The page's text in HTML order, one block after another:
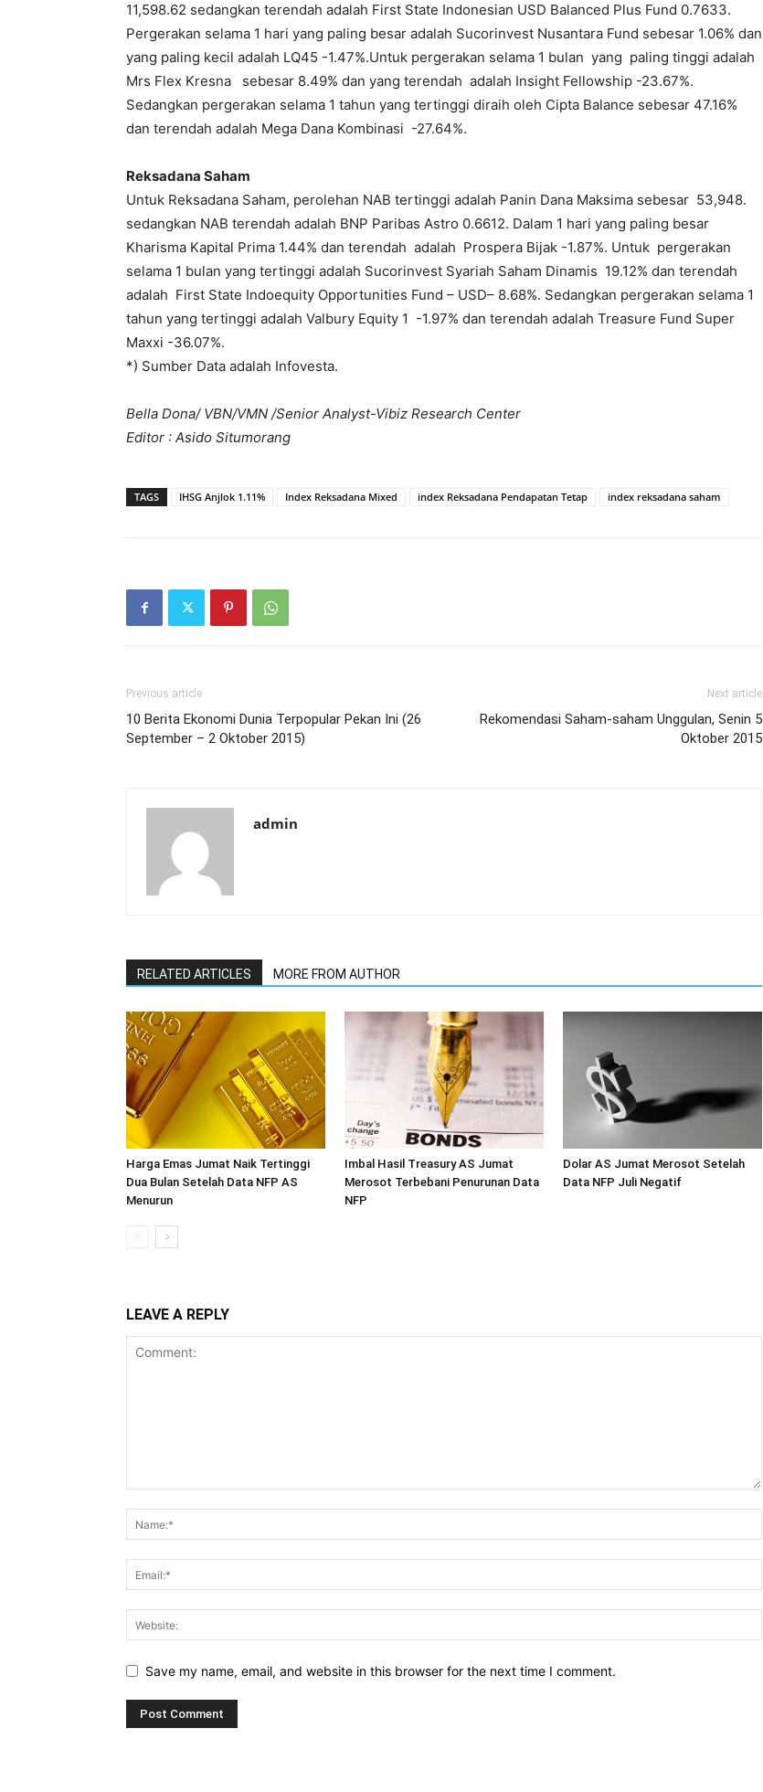
11,598.62 sedangkan terendah adalah First State Indonesian USD Balanced Plus Fund 0.7633.
Pergerakan selama 1 hari yang paling besar adalah Sucorinvest Nusantara Fund sebesar 1.06% dan
yang paling kecil adalah LQ45 -1.47%.Untuk pergerakan selama 1 bulan yang paling tinggi adalah
Mrs Flex Kresna sebesar 8.49% dan yang terendah adalah Insight Fellowship -23.67%.
Sedangkan pergerakan selama 1 tahun yang tertinggi diraih oleh Cipta Balance sebesar 47.16%
dan terendah adalah Mega Dana Kombinasi -27.64%.
Reksadana Saham
Untuk Reksadana Saham, perolehan NAB tertinggi adalah Panin Dana Maksima sebesar 53,948.
sedangkan NAB terendah adalah BNP Paribas Astro 0.6612. Dalam 1 hari yang paling besar
Kharisma Kapital Prima 1.44% dan terendah adalah Prospera Bijak -1.87%. Untuk pergerakan
selama 1 bulan yang tertinggi adalah Sucorinvest Syariah Saham Dinamis 19.12% dan terendah
adalah First State Indoequity Opportunities Fund – USD– 8.68%. Sedangkan pergerakan selama 1
tahun yang tertinggi adalah Valbury Equity 1 -1.97% dan terendah adalah Treasure Fund Super
Maxxi -36.07%.
*) Sumber Data adalah Infovesta.
Bella Dona/ VBN/VMN /Senior Analyst-Vibiz Research Center
Editor : Asido Situmorang
TAGS IHSG Anjlok 1.11% Index Reksadana Mixed index Reksadana Pendapatan Tetap index reksadana saham
Previous article
10 Berita Ekonomi Dunia Terpopular Pekan Ini (26
September – 2 Oktober 2015)
Next article
Rekomendasi Saham-saham Unggulan, Senin 5
Oktober 2015
admin
RELATED ARTICLES MORE FROM AUTHOR
Harga Emas Jumat Naik Tertinggi
Dua Bulan Setelah Data NFP AS
Menurun
Imbal Hasil Treasury AS Jumat
Merosot Terbebani Penurunan Data
NFP
Dolar AS Jumat Merosot Setelah
Data NFP Juli Negatif
LEAVE A REPLY
Save my name, email, and website in this browser for the next time I comment.